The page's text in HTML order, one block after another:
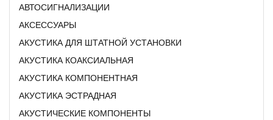
АВТОСИГНАЛИЗАЦИИ
АКСЕССУАРЫ
АКУСТИКА ДЛЯ ШТАТНОЙ УСТАНОВКИ
АКУСТИКА КОАКСИАЛЬНАЯ
АКУСТИКА КОМПОНЕНТНАЯ
АКУСТИКА ЭСТРАДНАЯ
АКУСТИЧЕСКИЕ КОМПОНЕНТЫ